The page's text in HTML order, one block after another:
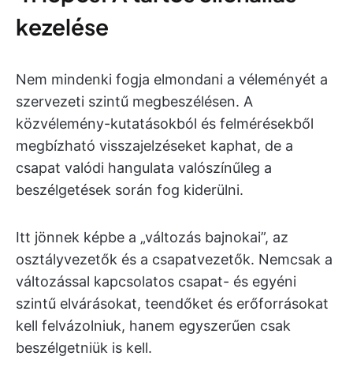
kezelése
Nem mindenki fogja elmondani a véleményét a
szervezeti szintű megbeszélésen. A
közvélemény-kutatásokból és felmérésekből
megbízható visszajelzéseket kaphat, de a
csapat valódi hangulata valószínűleg a
beszélgetések során fog kiderülni.
Itt jönnek képbe a „változás bajnokai”, az
osztályvezetők és a csapatvezetők. Nemcsak a
változással kapcsolatos csapat- és egyéni
szintű elvárásokat, teendőket és erőforrásokat
kell felvázolniuk, hanem egyszerűen csak
beszélgetniük is kell.